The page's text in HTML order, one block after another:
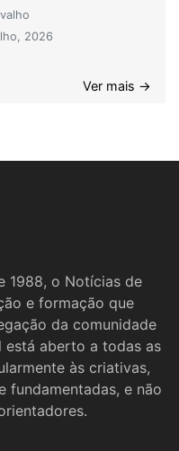
2026
Ver mais →
1988, o Notícias de
e formação que
da comunidade
está aberto a todas as
às criativas,
fundamentadas, e não